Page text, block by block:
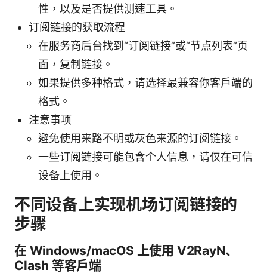
性，以及是否提供测速工具。
订阅链接的获取流程
在服务商后台找到“订阅链接”或“节点列表”页
面，复制链接。
如果提供多种格式，请选择最兼容你客户端的
格式。
注意事项
避免使用来路不明或灰色来源的订阅链接。
一些订阅链接可能包含个人信息，请仅在可信
设备上使用。
不同设备上实现机场订阅链接的
步骤
在 Windows/macOS 上使用 V2RayN、
Clash 等客户端